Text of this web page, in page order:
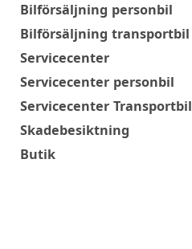
Bilförsäljning personbil
Bilförsäljning transportbil
Servicecenter
Servicecenter personbil
Servicecenter Transportbil
Skadebesiktning
Butik